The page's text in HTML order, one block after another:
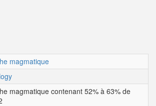
magmatique
magmatique contenant 52% à 63% de